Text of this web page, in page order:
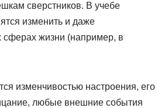
сверстников. В учебе
изменить и даже
сферах жизни (например, в
изменчивостью настроения, его
любые внешние события